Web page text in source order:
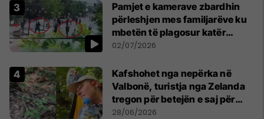
Pamjet e kamerave zbardhin
përleshjen mes familjarëve ku
mbetën të plagosur katër
persona
02/07/2026
Kafshohet nga nepërka në
Valbonë, turistja nga Zelanda
tregon për betejën e saj për
mbijetesë
28/06/2026